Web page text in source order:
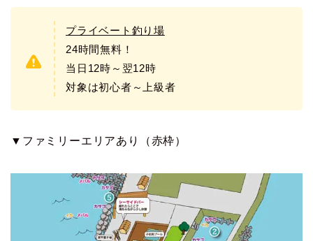
プライベート釣り場
24時間無料！
当日12時～翌12時
対象は初心者～上級者
▼ファミリーエリアあり（赤枠）